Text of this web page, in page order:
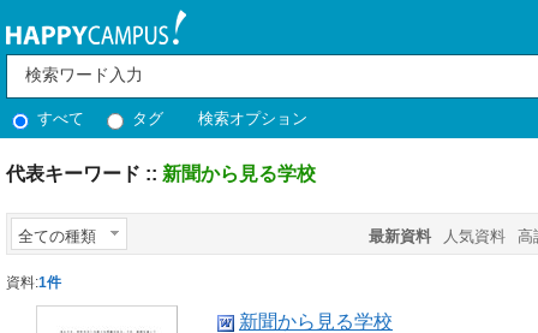
すべて タグ 検索オプション
代表キーワード :: 新聞から見る学校
全ての種類 最新資料 人気資料 高
資料:1件
新聞から見る学校